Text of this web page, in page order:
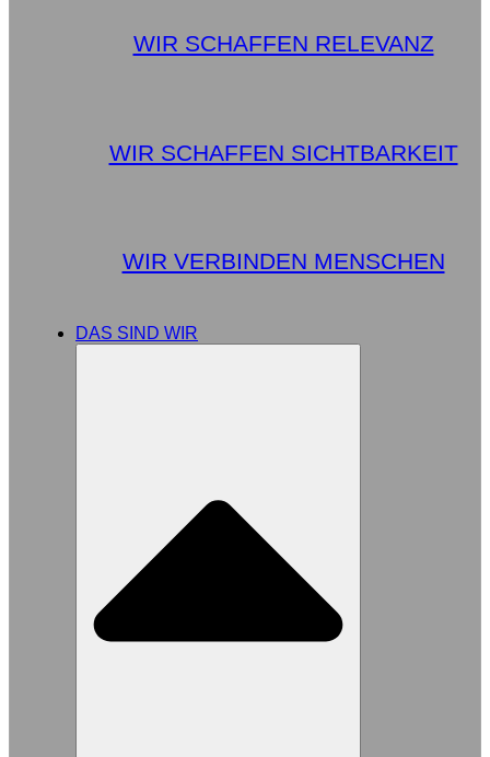
WIR SCHAFFEN RELEVANZ
WIR SCHAFFEN SICHTBARKEIT
WIR VERBINDEN MENSCHEN
DAS SIND WIR